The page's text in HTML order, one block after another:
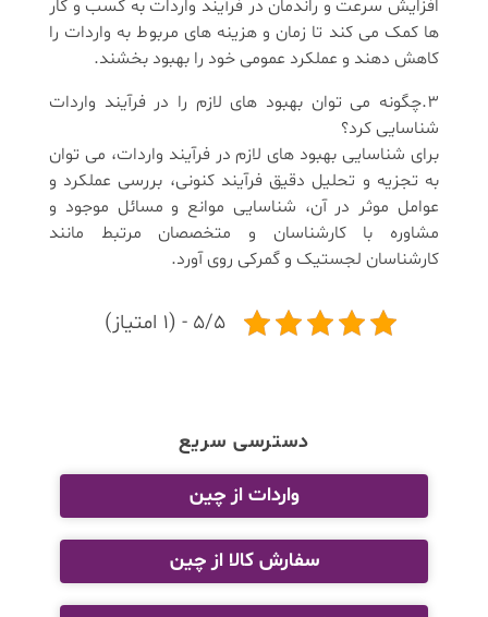
افزایش سرعت و راندمان در فرآیند واردات به کسب و کار
ها کمک می ‌کند تا زمان و هزینه ‌های مربوط به واردات را
کاهش دهند و عملکرد عمومی خود را بهبود بخشند.
3.چگونه می ‌توان بهبود ‌های لازم را در فرآیند واردات
شناسایی کرد؟
برای شناسایی بهبود های لازم در فرآیند واردات، می ‌توان
به تجزیه و تحلیل دقیق فرآیند کنونی، بررسی عملکرد و
عوامل موثر در آن، شناسایی موانع و مسائل موجود و
مشاوره با کارشناسان و متخصصان مرتبط مانند
کارشناسان لجستیک و گمرکی روی آورد.
5/5 - (1 امتیاز)
دسترسی سریع
واردات از چین
سفارش کالا از چین